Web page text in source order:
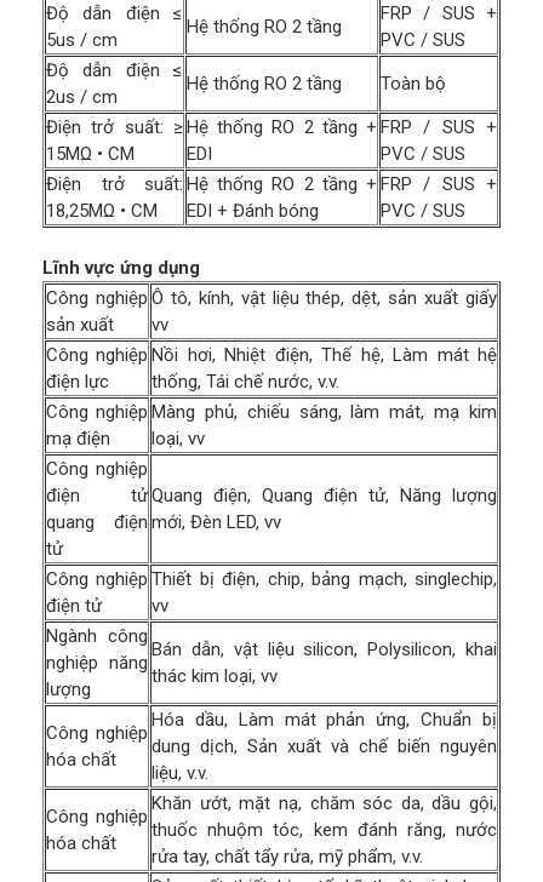
Độ dẫn điện ≤
5us / cm
Hệ thống RO 2 tầng
FRP / SUS +
PVC / SUS
Độ dẫn điện ≤
2us / cm
Hệ thống RO 2 tầng
Toàn bộ
Điện trở suất: ≥
15MΩ • CM
Hệ thống RO 2 tầng +
EDI
FRP / SUS +
PVC / SUS
Điện trở suất:
18,25MΩ • CM
Hệ thống RO 2 tầng +
EDI + Đánh bóng
FRP / SUS +
PVC / SUS
Lĩnh vực ứng dụng
Công nghiệp
sản xuất
Ô tô, kính, vật liệu thép, dệt, sản xuất giấy
vv
Công nghiệp
điện lực
Nồi hơi, Nhiệt điện, Thế hệ, Làm mát hệ
thống, Tái chế nước, v.v.
Công nghiệp
mạ điện
Màng phủ, chiếu sáng, làm mát, mạ kim
loại, vv
Công nghiệp
điện tử
quang điện
tử
Quang điện, Quang điện tử, Năng lượng
mới, Đèn LED, vv
Công nghiệp
điện tử
Thiết bị điện, chip, bảng mạch, singlechip,
vv
Ngành công
nghiệp năng
lượng
Bán dẫn, vật liệu silicon, Polysilicon, khai
thác kim loại, vv
Công nghiệp
hóa chất
Hóa dầu, Làm mát phản ứng, Chuẩn bị
dung dịch, Sản xuất và chế biến nguyên
liệu, v.v.
Công nghiệp
hóa chất
Khăn ướt, mặt nạ, chăm sóc da, dầu gội,
thuốc nhuộm tóc, kem đánh răng, nước
rửa tay, chất tẩy rửa, mỹ phẩm, v.v.